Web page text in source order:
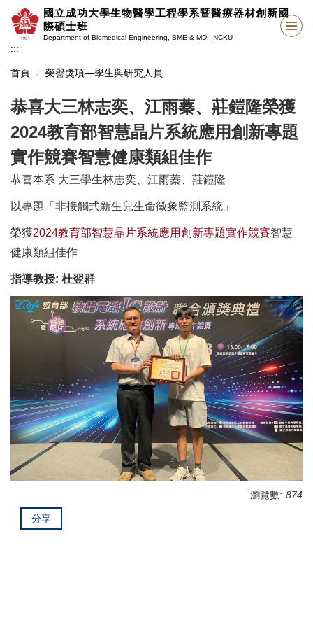
到
要
內
區
國立成功大學生物醫學工程學系暨醫療器材創新國
際碩士班
Department of Biomedical Engineering, BME & MDI, NCKU
:::
首頁 榮譽獎項—學生與研究人員
恭喜大三林志奕、江雨蓁、莊鎧隆榮獲
2024教育部智慧晶片系統應用創新專題
實作競賽智慧健康類組佳作
恭喜本系 大三學生林志奕、江雨蓁、莊鎧隆
以專題「非接觸式新生兒生命徵象監測系統」
榮獲2024教育部智慧晶片系統應用創新專題實作競賽智慧
健康類組佳作
指導教授: 杜翌群
瀏覽數: 874
分享